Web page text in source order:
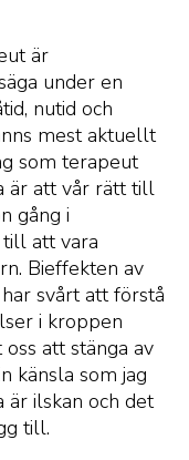
är
under en
nutid och
mest aktuellt
som terapeut
är att vår rätt till
gång i
att vara
Bieffekten av
svårt att förstå
i kroppen
att stänga av
känsla som jag
är ilskan och det
till.